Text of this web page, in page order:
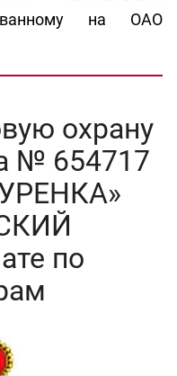
на ОАО
охрану
№ 654717
по